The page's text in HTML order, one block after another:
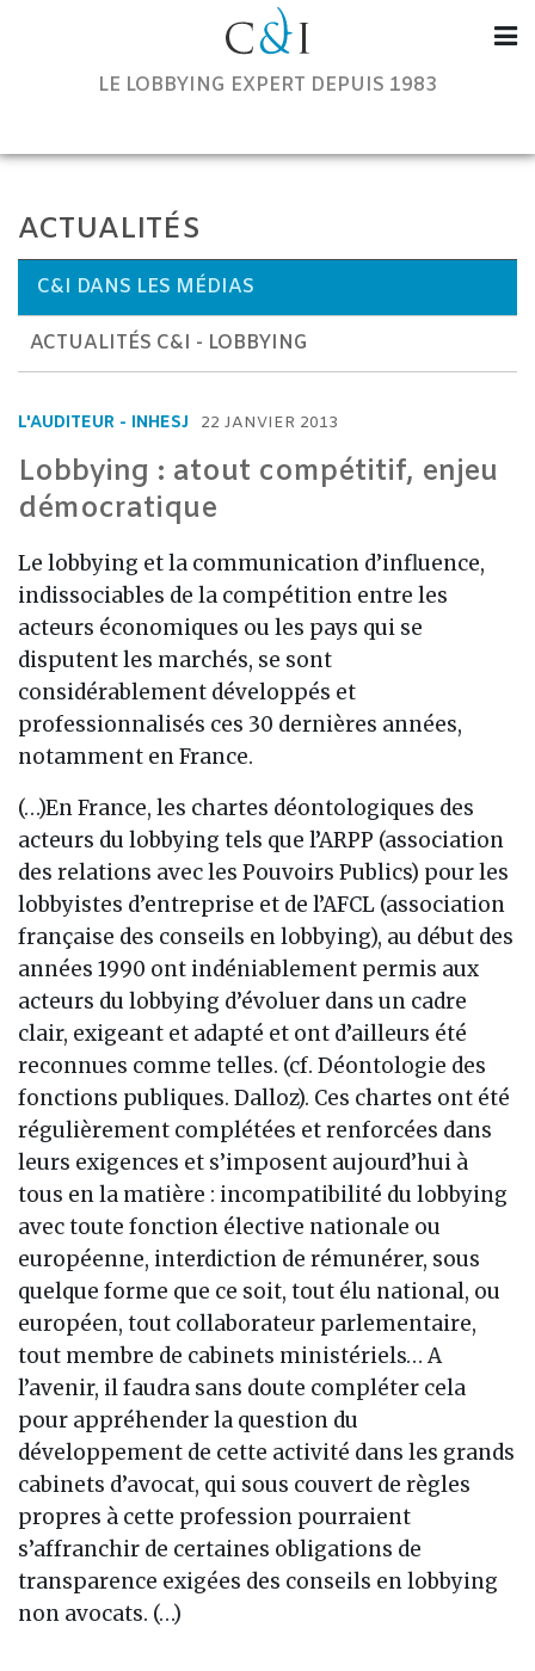
Communication & Institutions
LE LOBBYING EXPERT DEPUIS 1983
ACTUALITÉS
C&I DANS LES MÉDIAS
ACTUALITÉS C&I - LOBBYING
L'AUDITEUR - INHESJ 22 JANVIER 2013
Lobbying : atout compétitif, enjeu
démocratique
Le lobbying et la communication d’influence,
indissociables de la compétition entre les
acteurs économiques ou les pays qui se
disputent les marchés, se sont
considérablement développés et
professionnalisés ces 30 dernières années,
notamment en France.
(…)En France, les chartes déontologiques des
acteurs du lobbying tels que l’ARPP (association
des relations avec les Pouvoirs Publics) pour les
lobbyistes d’entreprise et de l’AFCL (association
française des conseils en lobbying), au début des
années 1990 ont indéniablement permis aux
acteurs du lobbying d’évoluer dans un cadre
clair, exigeant et adapté et ont d’ailleurs été
reconnues comme telles. (cf. Déontologie des
fonctions publiques. Dalloz). Ces chartes ont été
régulièrement complétées et renforcées dans
leurs exigences et s’imposent aujourd’hui à
tous en la matière : incompatibilité du lobbying
avec toute fonction élective nationale ou
européenne, interdiction de rémunérer, sous
quelque forme que ce soit, tout élu national, ou
européen, tout collaborateur parlementaire,
tout membre de cabinets ministériels… A
l’avenir, il faudra sans doute compléter cela
pour appréhender la question du
développement de cette activité dans les grands
cabinets d’avocat, qui sous couvert de règles
propres à cette profession pourraient
s’affranchir de certaines obligations de
transparence exigées des conseils en lobbying
non avocats. (…)